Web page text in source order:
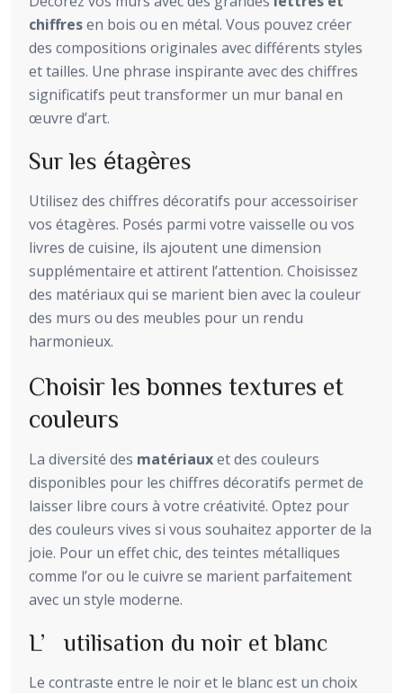
chiffresen bois ou en métal. Vous pouvez créer
des compositions originales avec différents styles
et tailles. Une phrase inspirante avec des chiffres
significatifs peut transformer un mur banal en
œuvre d’art.
Sur les étagères
Utilisez des chiffres décoratifs pour accessoiriser
vos étagères. Posés parmi votre vaisselle ou vos
livres de cuisine, ils ajoutent une dimension
supplémentaire et attirent l’attention. Choisissez
des matériaux qui se marient bien avec la couleur
des murs ou des meubles pour un rendu
harmonieux.
Choisir les bonnes textures et
couleurs
La diversité des matériauxet des couleurs
disponibles pour les chiffres décoratifs permet de
laisser libre cours à votre créativité. Optez pour
des couleurs vives si vous souhaitez apporter de la
joie. Pour un effet chic, des teintes métalliques
comme l’or ou le cuivre se marient parfaitement
avec un style moderne.
L’utilisation du noir et blanc
Le contraste entre le noir et le blanc est un choix